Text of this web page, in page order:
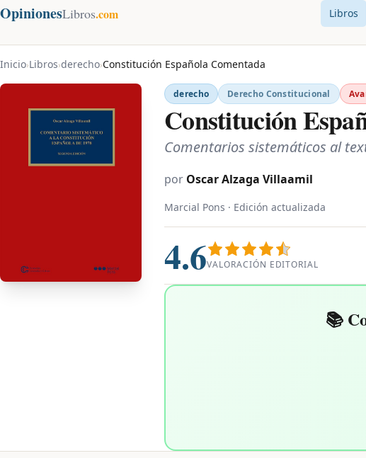
OpinionesLibros.com Libros
Inicio›Libros›derecho›Constitución Española Comentada
derecho Derecho Constitucional
Constitución
Comentarios sistemáticos al
por Oscar Alzaga Villaamil
Marcial Pons · Edición actualizada
4.6VALORACIÓN EDITORIAL
📚